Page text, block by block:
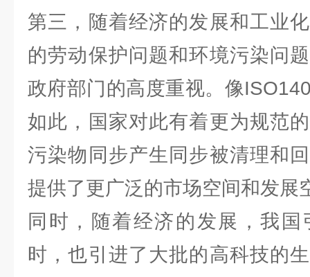
第三，随着经济的发展和工业
的劳动保护问题和环境污染问
政府部门的高度重视。像
如此，国家对此有着更为规范
污染物同步产生同步被清理和
提供了更广泛的市场空间和发展
同时，随着经济的发展，我
时，也引进了大批的高科技的